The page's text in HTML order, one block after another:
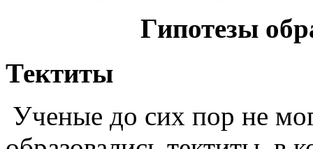
Гипотезы
Тектиты
Ученые до сих пор не